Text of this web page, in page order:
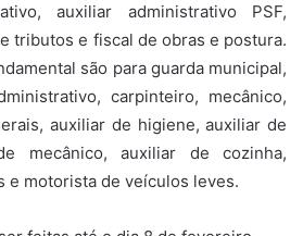
auxiliar administrativo PSF,
tributos e fiscal de obras e postura.
são para guarda municipal,
carpinteiro, mecânico,
auxiliar de higiene, auxiliar de
mecânico, auxiliar de cozinha,
e motorista de veículos leves.